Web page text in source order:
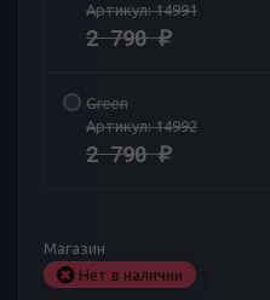
Артикул:14991
2 790₽
Green
Артикул:14992
2 790₽
Магазин
Нет в наличии